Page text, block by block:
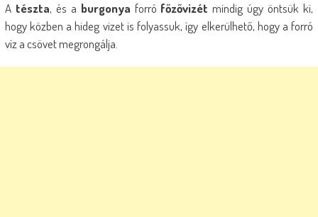
A tészta, és a burgonya forró főzővizét mindig úgy öntsük ki,
hogy közben a hideg vizet is folyassuk, így elkerülhető, hogy a forró
víz a csövet megrongálja.